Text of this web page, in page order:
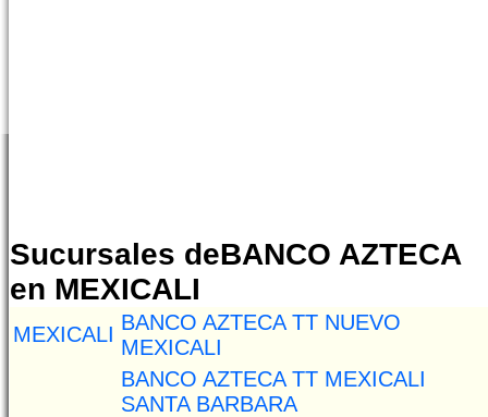
Sucursales deBANCO AZTECA
en MEXICALI
MEXICALI BANCO AZTECA TT NUEVO
MEXICALI
BANCO AZTECA TT MEXICALI
SANTA BARBARA